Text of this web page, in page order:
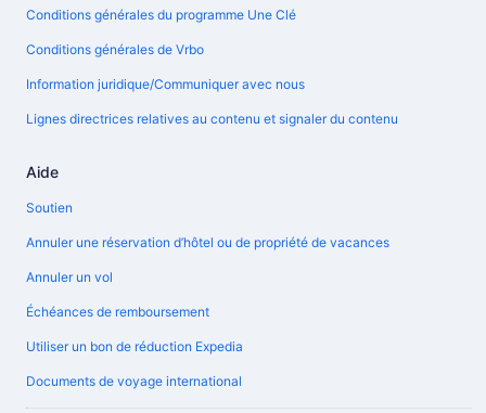
Conditions générales du programme Une Clé
Conditions générales de Vrbo
Information juridique/Communiquer avec nous
Lignes directrices relatives au contenu et signaler du contenu
Aide
Soutien
Annuler une réservation d’hôtel ou de propriété de vacances
Annuler un vol
Échéances de remboursement
Utiliser un bon de réduction Expedia
Documents de voyage international